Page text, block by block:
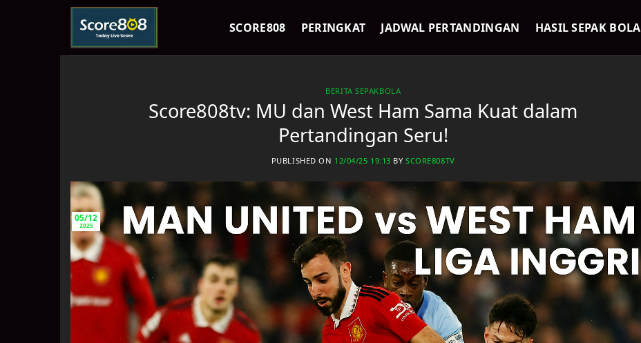
Skip
content
SCORE808 PERINGKAT JADWAL PERTANDINGAN HASIL SEPAK BOLA
BERITA SEPAKBOLA
Score808tv: MU dan West Ham Sama Kuat dalam
Pertandingan Seru!
PUBLISHED ON 12/04/25 19:13 BYSCORE808TV
05/12
2025